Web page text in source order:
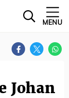
MENU
Johan